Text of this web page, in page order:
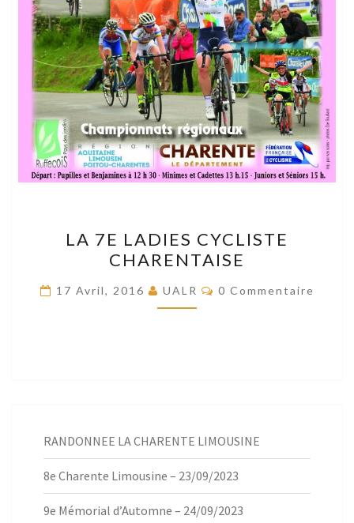
7E
LADIES
CYCLISTE
CHARENTAISE
LA 7E LADIES CYCLISTE
CHARENTAISE
17 Avril, 2016 UALR Commentaires
0 Commentaire
RANDONNEE LA CHARENTE LIMOUSINE
8e Charente Limousine – 23/09/2023
9e Mémorial d’Automne – 24/09/2023